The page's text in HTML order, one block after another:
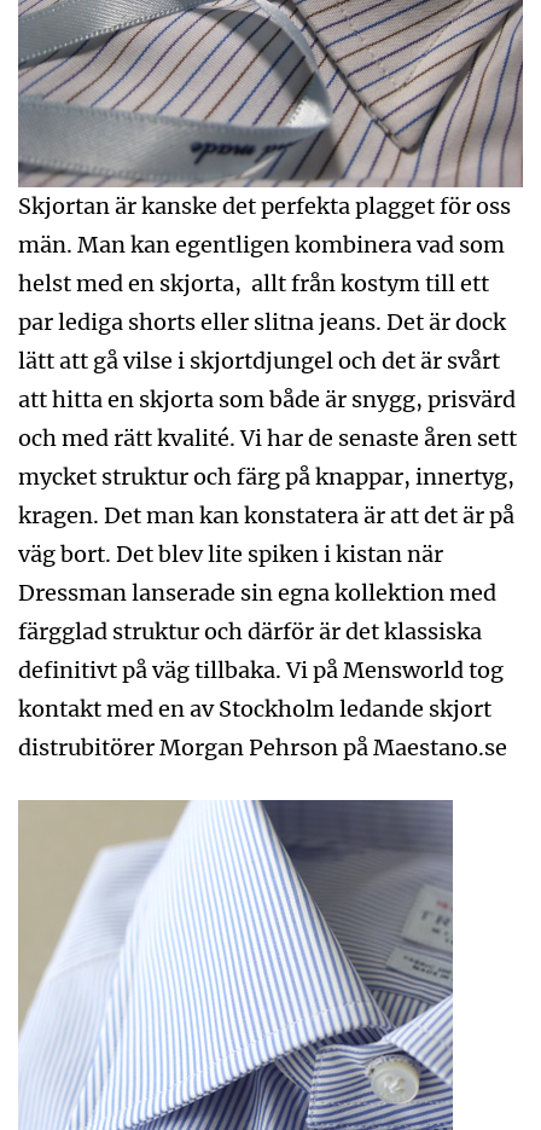
Skjortan är kanske det perfekta plagget för oss
män. Man kan egentligen kombinera vad som
helst med en skjorta, allt från kostym till ett
par lediga shorts eller slitna jeans. Det är dock
lätt att gå vilse i skjortdjungel och det är svårt
att hitta en skjorta som både är snygg, prisvärd
och med rätt kvalité. Vi har de senaste åren sett
mycket struktur och färg på knappar, innertyg,
kragen. Det man kan konstatera är att det är på
väg bort. Det blev lite spiken i kistan när
Dressman lanserade sin egna kollektion med
färgglad struktur och därför är det klassiska
definitivt på väg tillbaka. Vi på Mensworld tog
kontakt med en av Stockholm ledande skjort
distrubitörer Morgan Pehrson på Maestano.se